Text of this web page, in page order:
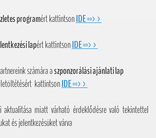
programért kattintsonIDE ==>>
lapért kattintsonIDE ==>>
számára aszponzorálási ajánlati lap
letöltétésért kattintsonIDE ==>>
miatt várható érdeklődésre való tekintettel
és jelentkezésüket várva